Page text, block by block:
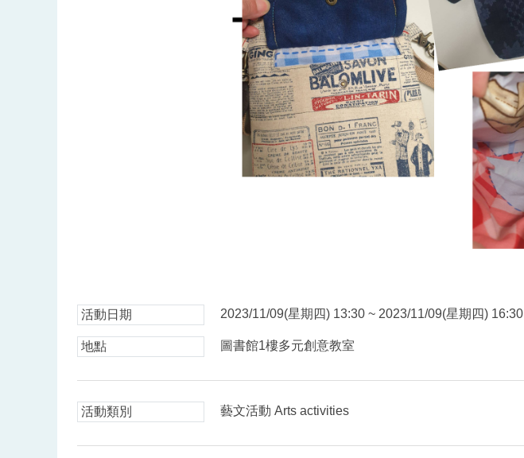
活動日期 2023/11/09(星期四) 13:30 ~ 2023/11/09(星期四) 16:30
地點 圖書館1樓多元創意教室
活動類別 藝文活動 Arts activities